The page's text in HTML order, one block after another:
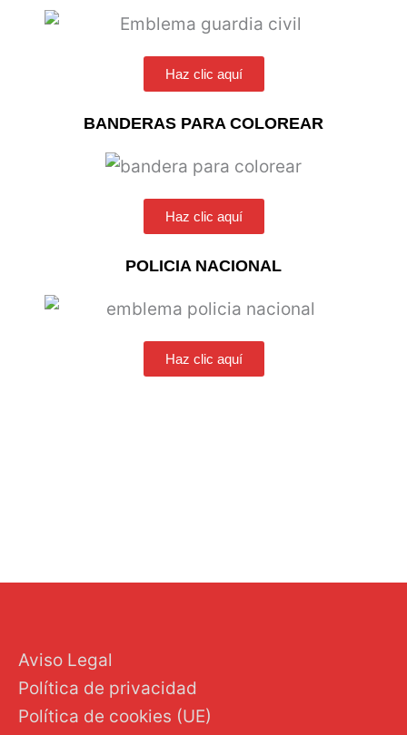
Haz clic aquí
BANDERAS PARA COLOREAR
Haz clic aquí
POLICIA NACIONAL
Haz clic aquí
Aviso Legal
Política de privacidad
Política de cookies (UE)